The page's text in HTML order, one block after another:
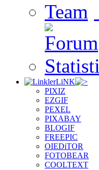
LiNK
PIXIZ
EZGIF
PEXEL
PIXABAY
BLOGIF
FREEPIC
OIEDiTOR
FOTOBEAR
COOLTEXT